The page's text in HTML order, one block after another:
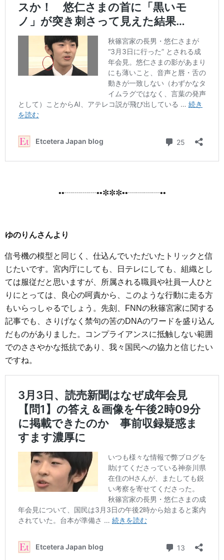
••┈┈┈┈••✼✼✼••┈┈┈┈••
ゆのりんさんより
信号機の模型と同じく、仕込んでいただいたトリックと信
じたいです。宮内庁にしても、日テレにしても、組織とし
ては服従だと思いますが、所属される職員や社員一人ひと
りにとっては、良心の呵責から、このような行動に走る方
もいらっしゃるでしょう。先刻、FNNの秋篠宮家に関する
記事でも、さりげなく禁句の筈のDNAのワードを盛り込ん
だものがありました。コンプライアンスに抵触しない範囲
でのささやかな抵抗であり、我々国民への協力と信じたい
ですね。